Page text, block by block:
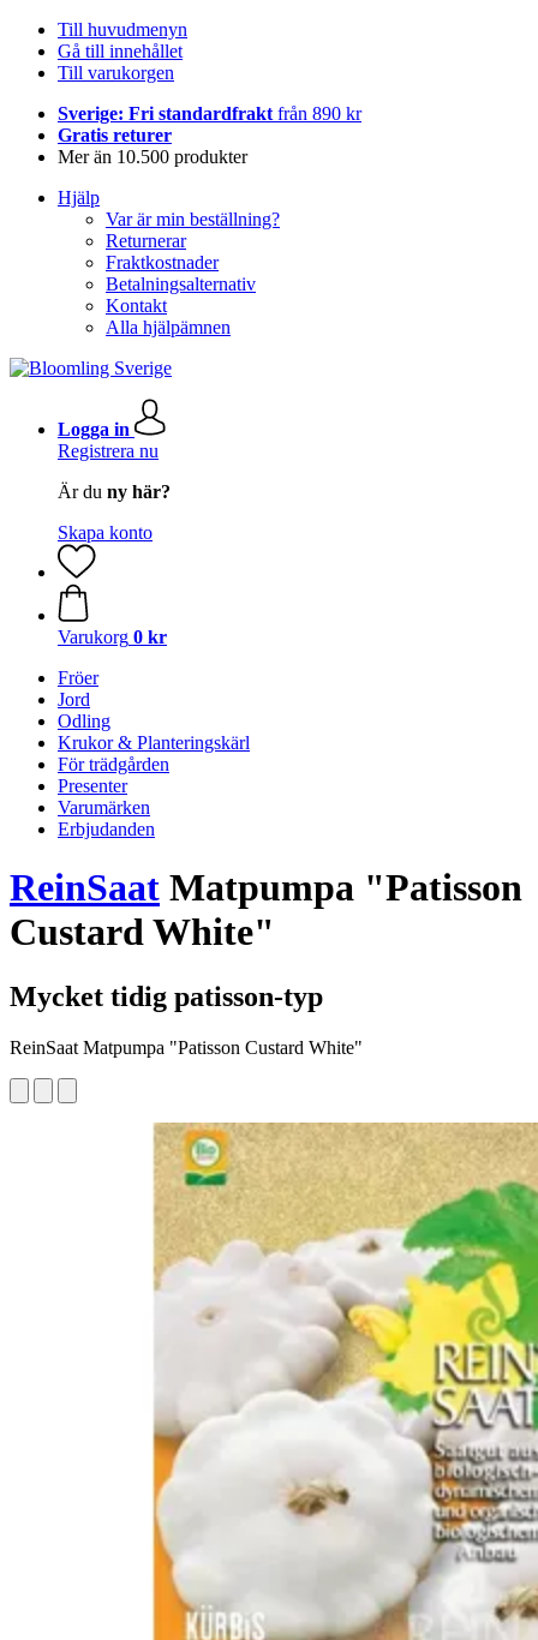
Till huvudmenyn
Gå till innehållet
Till varukorgen
Sverige: Fri standardfrakt från 890 kr
Gratis returer
Mer än 10.500 produkter
Hjälp
Var är min beställning?
Returnerar
Fraktkostnader
Betalningsalternativ
Kontakt
Alla hjälpämnen
Logga in
Registrera nu
Är du ny här?
Skapa konto
Varukorg 0 kr
Fröer
Jord
Odling
Krukor & Planteringskärl
För trädgården
Presenter
Varumärken
Erbjudanden
ReinSaat Matpumpa "Patisson
Custard White"
Mycket tidig patisson-typ
ReinSaat Matpumpa "Patisson Custard White"